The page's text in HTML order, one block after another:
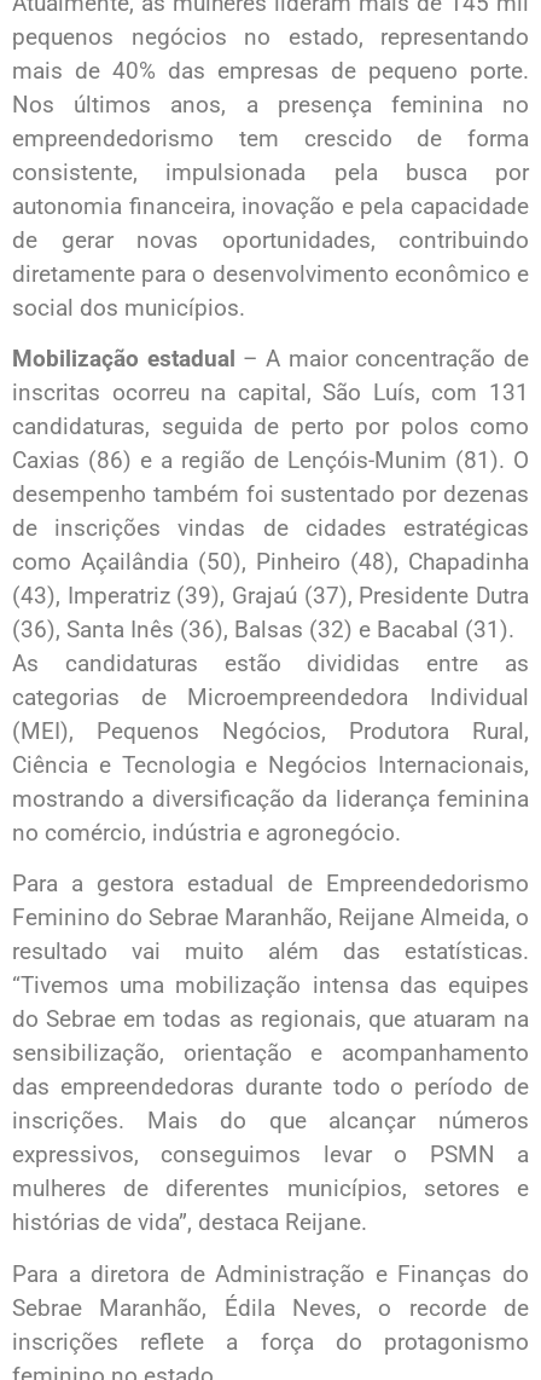
pequenos negócios no estado, representando
mais de 40% das empresas de pequeno porte.
Nos últimos anos, a presença feminina no
empreendedorismo tem crescido de forma
consistente, impulsionada pela busca por
autonomia financeira, inovação e pela capacidade
de gerar novas oportunidades, contribuindo
diretamente para o desenvolvimento econômico e
social dos municípios.
Mobilização estadual – A maior concentração de
inscritas ocorreu na capital, São Luís, com 131
candidaturas, seguida de perto por polos como
Caxias (86) e a região de Lençóis-Munim (81). O
desempenho também foi sustentado por dezenas
de inscrições vindas de cidades estratégicas
como Açailândia (50), Pinheiro (48), Chapadinha
(43), Imperatriz (39), Grajaú (37), Presidente Dutra
(36), Santa Inês (36), Balsas (32) e Bacabal (31).
As candidaturas estão divididas entre as
categorias de Microempreendedora Individual
(MEI), Pequenos Negócios, Produtora Rural,
Ciência e Tecnologia e Negócios Internacionais,
mostrando a diversificação da liderança feminina
no comércio, indústria e agronegócio.
Para a gestora estadual de Empreendedorismo
Feminino do Sebrae Maranhão, Reijane Almeida, o
resultado vai muito além das estatísticas.
“Tivemos uma mobilização intensa das equipes
do Sebrae em todas as regionais, que atuaram na
sensibilização, orientação e acompanhamento
das empreendedoras durante todo o período de
inscrições. Mais do que alcançar números
expressivos, conseguimos levar o PSMN a
mulheres de diferentes municípios, setores e
histórias de vida”, destaca Reijane.
Para a diretora de Administração e Finanças do
Sebrae Maranhão, Édila Neves, o recorde de
inscrições reflete a força do protagonismo